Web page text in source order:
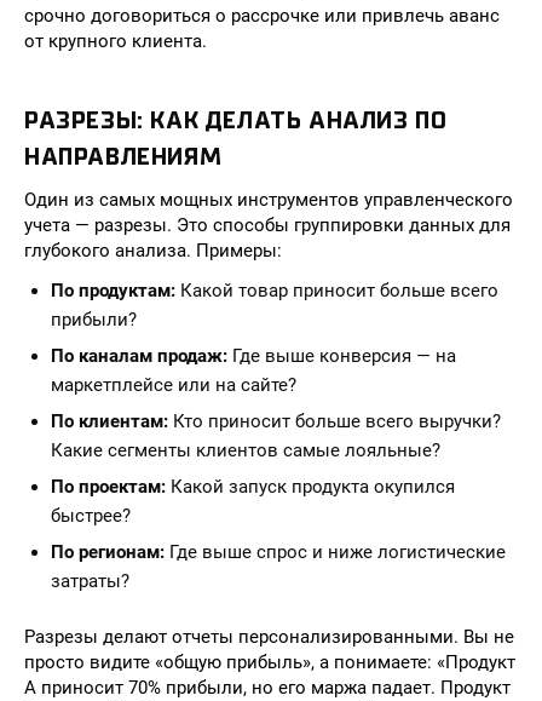
срочно договориться о рассрочке или привлечь аванс
от крупного клиента.
РАЗРЕЗЫ: КАК ДЕЛАТЬ АНАЛИЗ ПО
НАПРАВЛЕНИЯМ
Один из самых мощных инструментов управленческого
учета — разрезы. Это способы группировки данных для
глубокого анализа. Примеры:
По продуктам: Какой товар приносит больше всего
прибыли?
По каналам продаж: Где выше конверсия — на
маркетплейсе или на сайте?
По клиентам: Кто приносит больше всего выручки?
Какие сегменты клиентов самые лояльные?
По проектам: Какой запуск продукта окупился
быстрее?
По регионам: Где выше спрос и ниже логистические
затраты?
Разрезы делают отчеты персонализированными. Вы не
просто видите «общую прибыль», а понимаете: «Продукт
А приносит 70% прибыли, но его маржа падает. Продукт